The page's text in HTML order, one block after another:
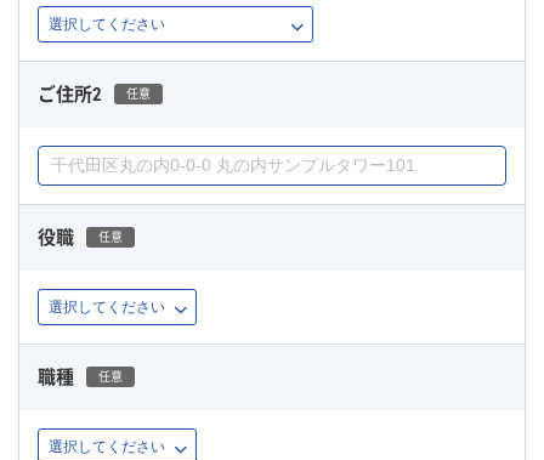
ご住所2 任意
役職 任意
職種 任意